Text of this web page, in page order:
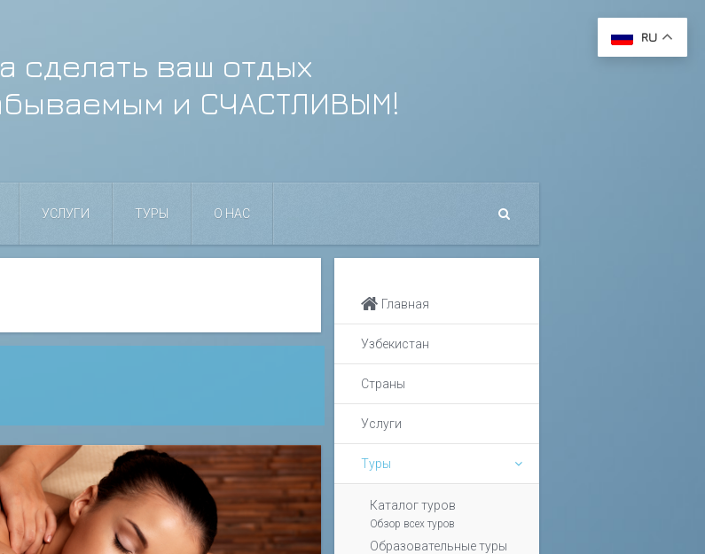
сделать ваш отдых
и СЧАСТЛИВЫМ!
УСЛУГИ ТУРЫ О НАС
RU
Главная
Узбекистан
Страны
Услуги
Туры
Каталог туров
Обзор всех туров
Образовательные туры